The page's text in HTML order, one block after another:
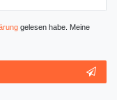
gelesen habe. Meine